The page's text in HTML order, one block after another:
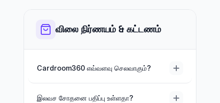
விலை நிர்ணயம் & கட்டணம்
Cardroom360 எவ்வளவு செலவாகும்?
இலவச சோதனை பதிப்பு உள்ளதா?